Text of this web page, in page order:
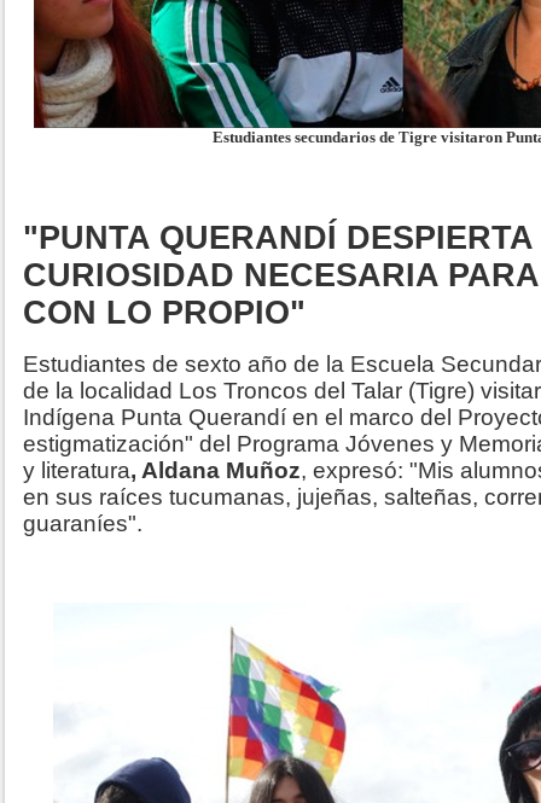
Estudiantes secundarios de Tigre visitaron
"PUNTA QUERANDÍ
CURIOSIDAD NECESARIA
CON LO PROPIO"
Estudiantes de sexto año de la Escuela
de la localidad Los Troncos del Talar (Tigre)
Indígena Punta Querandí en el marco del
estigmatización" del Programa Jóvenes y
y literatura, Aldana Muñoz, expresó: "Mis
en sus raíces tucumanas, jujeñas, salteñas,
guaraníes".